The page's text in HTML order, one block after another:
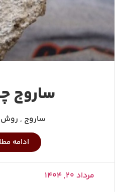
ساروج
ساروج ,
ادامه
مرداد ۲۰, ۱۴۰۴